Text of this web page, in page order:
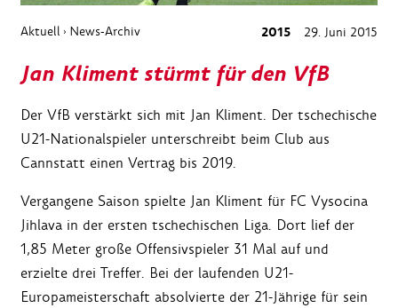
Aktuell › News-Archiv 2015 29. Juni 2015
Jan Kliment stürmt für den VfB
Der VfB verstärkt sich mit Jan Kliment. Der tschechische
U21-Nationalspieler unterschreibt beim Club aus
Cannstatt einen Vertrag bis 2019.
Vergangene Saison spielte Jan Kliment für FC Vysocina
Jihlava in der ersten tschechischen Liga. Dort lief der
1,85 Meter große Offensivspieler 31 Mal auf und
erzielte drei Treffer. Bei der laufenden U21-
Europameisterschaft absolvierte der 21-Jährige für sein